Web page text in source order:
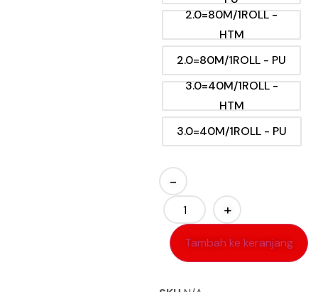
2.0=80M/1ROLL -
HTM
2.0=80M/1ROLL - PU
3.0=40M/1ROLL -
HTM
3.0=40M/1ROLL - PU
-
+
Tambah ke keranjang